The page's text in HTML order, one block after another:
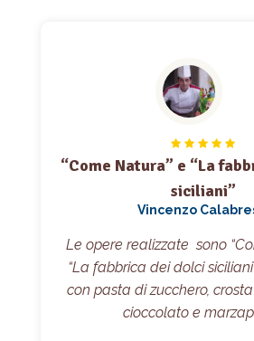
“Come Natura” e “La
siciliani”
Vincenzo
Le opere realizzate sono
“La fabbrica dei dolci
con pasta di zucchero,
cioccolato e